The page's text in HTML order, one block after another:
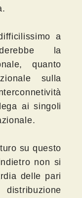
a
la
quanto
sulla
ai singoli
su questo
non si
delle pari